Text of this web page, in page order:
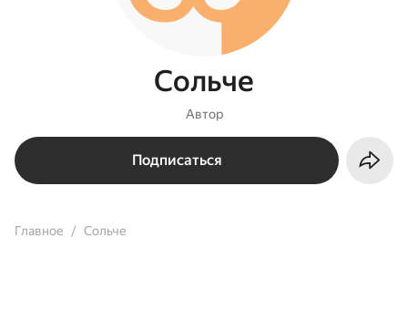
Сольче
Автор
Подписаться
Главное Сольче